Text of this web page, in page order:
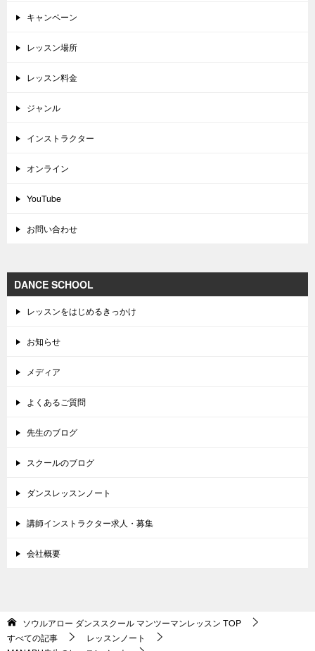
キャンペーン
レッスン場所
レッスン料金
ジャンル
インストラクター
オンライン
YouTube
お問い合わせ
DANCE SCHOOL
レッスンをはじめるきっかけ
お知らせ
メディア
よくあるご質問
先生のブログ
スクールのブログ
ダンスレッスンノート
講師インストラクター求人・募集
会社概要
ソウルアロー ダンススクール マンツーマンレッスン TOP
すべての記事
レッスンノート